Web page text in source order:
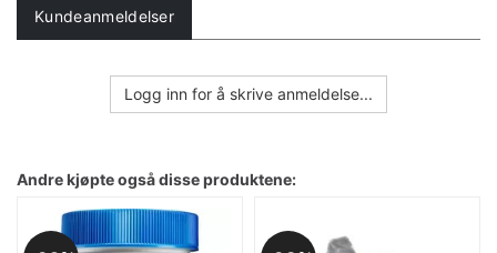
Kundeanmeldelser
Logg inn for å skrive anmeldelse...
Andre kjøpte også disse produktene: